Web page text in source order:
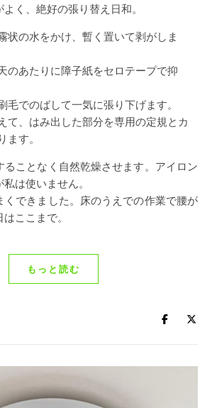
よく、絶好の張り替え日和。
状の水をかけ、暫く置いて剥がしま
のあたりに障子紙をセロテープで抑
毛でのばして一気に張り下げます。
て、はみ出した部分を専用の定規とカ
ます。
ることなく自然乾燥させます。アイロン
は使いません。
くできました。床のうえでの作業で腰が
ここまで。
もっと読む